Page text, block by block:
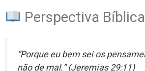
Perspectiva Bíblica
“Porque eu bem sei os
não de mal.” (Jeremias 29:11)